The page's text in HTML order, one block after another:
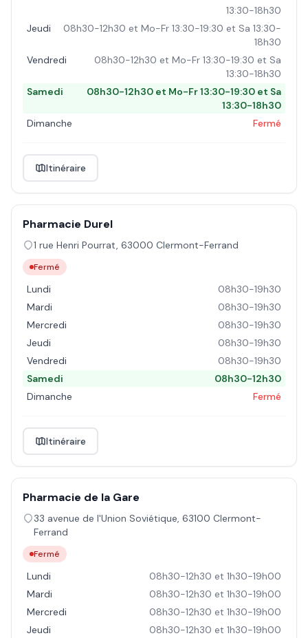
13:30-18h30
Jeudi
08h30-12h30 et Mo-Fr 13:30-19:30 et Sa 13:30-
18h30
Vendredi
08h30-12h30 et Mo-Fr 13:30-19:30 et Sa
13:30-18h30
Samedi
08h30-12h30 et Mo-Fr 13:30-19:30 et Sa
13:30-18h30
Dimanche
Fermé
Itinéraire
Pharmacie Durel
1 rue Henri Pourrat, 63000 Clermont-Ferrand
Fermé
Lundi
08h30-19h30
Mardi
08h30-19h30
Mercredi
08h30-19h30
Jeudi
08h30-19h30
Vendredi
08h30-19h30
Samedi
08h30-12h30
Dimanche
Fermé
Itinéraire
Pharmacie de la Gare
33 avenue de l'Union Soviétique, 63100 Clermont-
Ferrand
Fermé
Lundi
08h30-12h30 et 1h30-19h00
Mardi
08h30-12h30 et 1h30-19h00
Mercredi
08h30-12h30 et 1h30-19h00
Jeudi
08h30-12h30 et 1h30-19h00